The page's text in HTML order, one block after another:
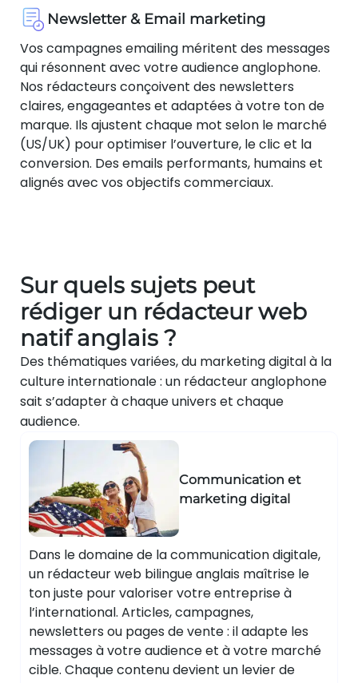
Newsletter & Email marketing
Vos campagnes emailing méritent des messages
qui résonnent avec votre audience anglophone.
Nos rédacteurs conçoivent des newsletters
claires, engageantes et adaptées à votre ton de
marque. Ils ajustent chaque mot selon le marché
(US/UK) pour optimiser l’ouverture, le clic et la
conversion. Des emails performants, humains et
alignés avec vos objectifs commerciaux.
Sur quels sujets peut
rédiger un rédacteur web
natif anglais ?
Des thématiques variées, du marketing digital à la
culture internationale : un rédacteur anglophone
sait s’adapter à chaque univers et chaque
audience.
Communication et
marketing digital
Dans le domaine de la communication digitale,
un rédacteur web bilingue anglais maîtrise le
ton juste pour valoriser votre entreprise à
l’international. Articles, campagnes,
newsletters ou pages de vente : il adapte les
messages à votre audience et à votre marché
cible. Chaque contenu devient un levier de